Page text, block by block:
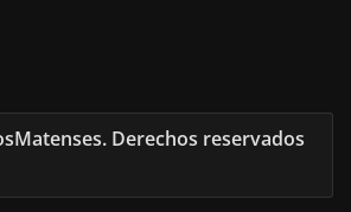
Derechos reservados